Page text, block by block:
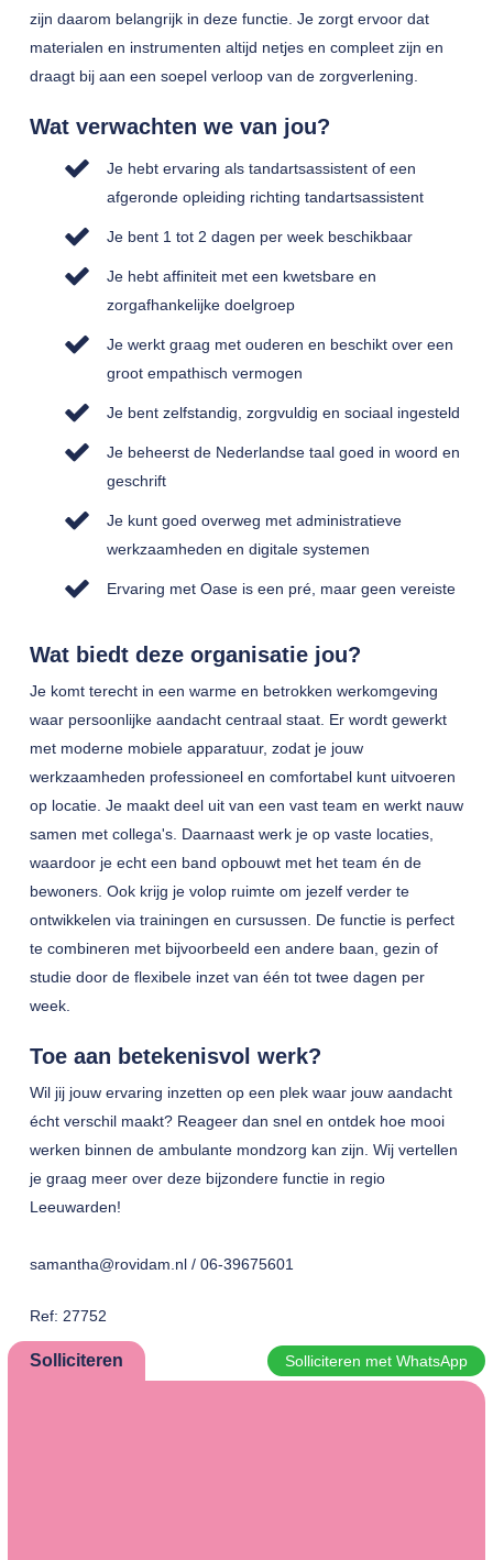
zijn daarom belangrijk in deze functie. Je zorgt ervoor dat
materialen en instrumenten altijd netjes en compleet zijn en
draagt bij aan een soepel verloop van de zorgverlening.
Wat verwachten we van jou?
Je hebt ervaring als tandartsassistent of een
afgeronde opleiding richting tandartsassistent
Je bent 1 tot 2 dagen per week beschikbaar
Je hebt affiniteit met een kwetsbare en
zorgafhankelijke doelgroep
Je werkt graag met ouderen en beschikt over een
groot empathisch vermogen
Je bent zelfstandig, zorgvuldig en sociaal ingesteld
Je beheerst de Nederlandse taal goed in woord en
geschrift
Je kunt goed overweg met administratieve
werkzaamheden en digitale systemen
Ervaring met Oase is een pré, maar geen vereiste
Wat biedt deze organisatie jou?
Je komt terecht in een warme en betrokken werkomgeving
waar persoonlijke aandacht centraal staat. Er wordt gewerkt
met moderne mobiele apparatuur, zodat je jouw
werkzaamheden professioneel en comfortabel kunt uitvoeren
op locatie. Je maakt deel uit van een vast team en werkt nauw
samen met collega's. Daarnaast werk je op vaste locaties,
waardoor je echt een band opbouwt met het team én de
bewoners. Ook krijg je volop ruimte om jezelf verder te
ontwikkelen via trainingen en cursussen. De functie is perfect
te combineren met bijvoorbeeld een andere baan, gezin of
studie door de flexibele inzet van één tot twee dagen per
week.
Toe aan betekenisvol werk?
Wil jij jouw ervaring inzetten op een plek waar jouw aandacht
écht verschil maakt? Reageer dan snel en ontdek hoe mooi
werken binnen de ambulante mondzorg kan zijn. Wij vertellen
je graag meer over deze bijzondere functie in regio
Leeuwarden!
samantha@rovidam.nl / 06-39675601
Ref: 27752
Solliciteren Solliciteren met WhatsApp